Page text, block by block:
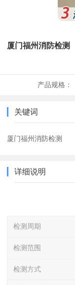
厦门福州消防检测
产品规格：
关键词
厦门福州消防检测
详细说明
检测周期
检测范围
检测方式